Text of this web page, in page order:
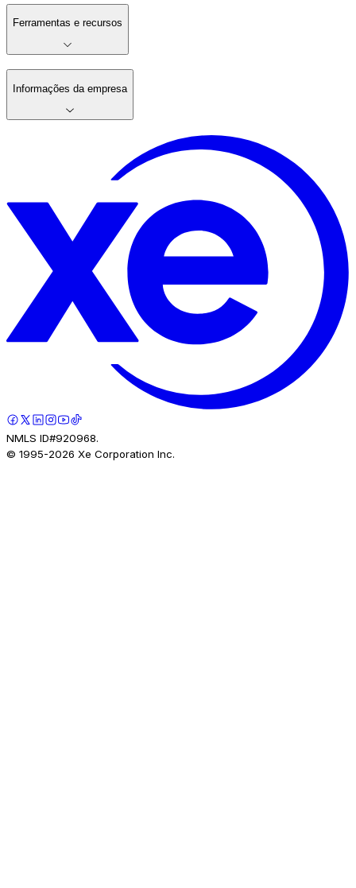
Ferramentas e recursos
Informações da empresa
NMLS ID#920968.
© 1995-2026 Xe Corporation Inc.